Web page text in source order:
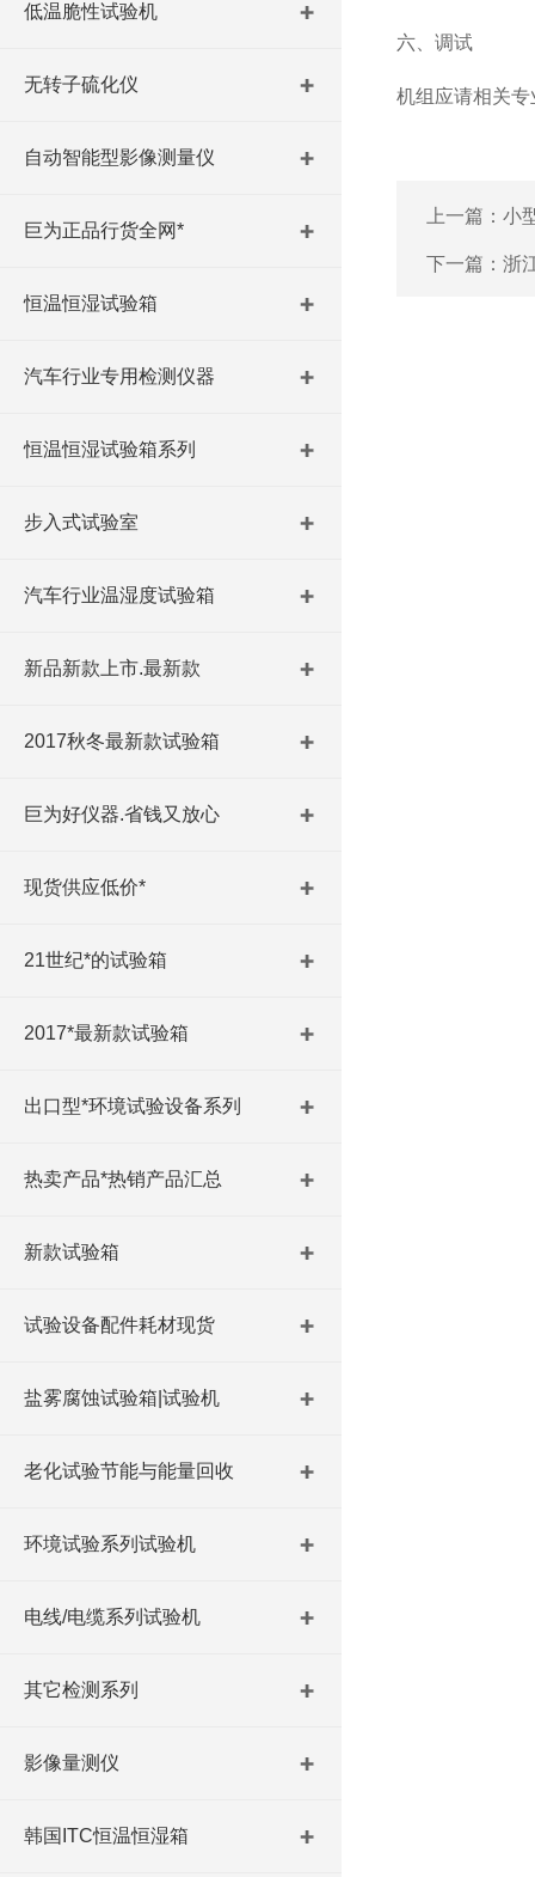
低温脆性试验机
无转子硫化仪
自动智能型影像测量仪
巨为正品行货全网*
恒温恒湿试验箱
汽车行业专用检测仪器
恒温恒湿试验箱系列
步入式试验室
汽车行业温湿度试验箱
新品新款上市.最新款
2017秋冬最新款试验箱
巨为好仪器.省钱又放心
现货供应低价*
21世纪*的试验箱
2017*最新款试验箱
出口型*环境试验设备系列
热卖产品*热销产品汇总
新款试验箱
试验设备配件耗材现货
盐雾腐蚀试验箱|试验机
老化试验节能与能量回收
环境试验系列试验机
电线/电缆系列试验机
其它检测系列
影像量测仪
韩国ITC恒温恒湿箱
六、调试
机组应请相关
上一篇： 小
下一篇： 浙